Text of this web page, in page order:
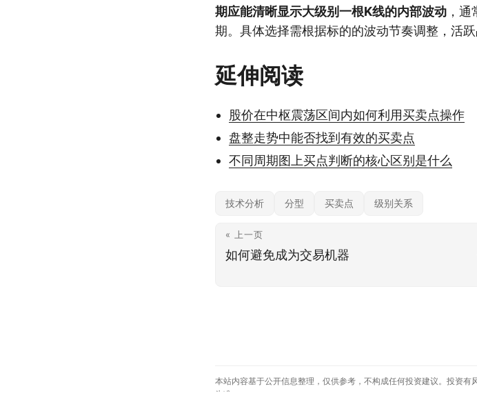
期应能清晰显示大级别一根K线的内部波动 ，
期。具体选择需根据标的的波动节奏调整，活跃
延伸阅读
股价在中枢震荡区间内如何利用买卖点操作
盘整走势中能否找到有效的买卖点
不同周期图上买点判断的核心区别是什么
技术分析 分型 买卖点 级别关系
« 上一页
如何避免成为交易机器
本站内容基于公开信息整理，仅供参考，不构成任何投资建议。投资